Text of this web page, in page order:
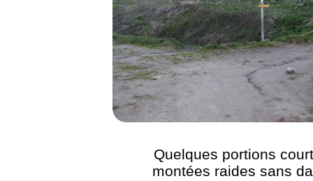
Quelques portions
montées raides sans